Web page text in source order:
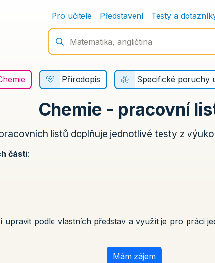
Pro učitele Představení Testy a
Přírodopis Specifické poruchy
Chemie - pracovní
listů doplňuje jednotlivé testy z
částí:
upravit podle vlastních představ a využít je pro práci
Mám zájem